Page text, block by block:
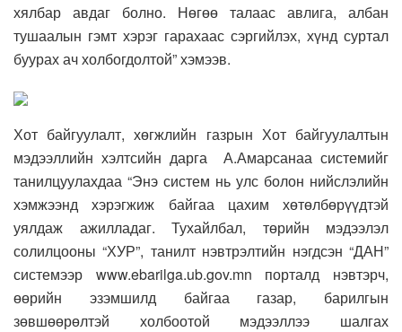
хялбар авдаг болно. Нөгөө талаас авлига, албан
тушаалын гэмт хэрэг гарахаас сэргийлэх, хүнд суртал
буурах ач холбогдолтой” хэмээв.
Хот байгуулалт, хөгжлийн газрын Хот байгуулалтын
мэдээллийн хэлтсийн дарга А.Амарсанаа системийг
танилцуулахдаа “Энэ систем нь улс болон нийслэлийн
хэмжээнд хэрэгжиж байгаа цахим хөтөлбөрүүдтэй
уялдаж ажилладаг. Тухайлбал, төрийн мэдээлэл
солилцооны “ХУР”, танилт нэвтрэлтийн нэгдсэн “ДАН”
системээр www.ebarilga.ub.gov.mn порталд нэвтэрч,
өөрийн эзэмшилд байгаа газар, барилгын
зөвшөөрөлтэй холбоотой мэдээллээ шалгах